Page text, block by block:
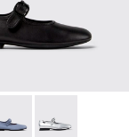
negra para mujer.
- K201629-001 -
Myra - K201629-
Casi Myra -